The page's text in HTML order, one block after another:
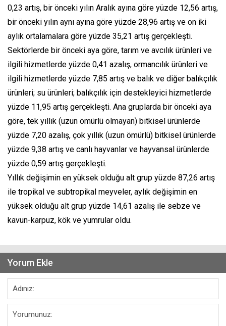
0,23 artış, bir önceki yılın Aralık ayına göre yüzde 12,56 artış,
bir önceki yılın aynı ayına göre yüzde 28,96 artış ve on iki
aylık ortalamalara göre yüzde 35,21 artış gerçekleşti.
Sektörlerde bir önceki aya göre, tarım ve avcılık ürünleri ve
ilgili hizmetlerde yüzde 0,41 azalış, ormancılık ürünleri ve
ilgili hizmetlerde yüzde 7,85 artış ve balık ve diğer balıkçılık
ürünleri; su ürünleri; balıkçılık için destekleyici hizmetlerde
yüzde 11,95 artış gerçekleşti. Ana gruplarda bir önceki aya
göre, tek yıllık (uzun ömürlü olmayan) bitkisel ürünlerde
yüzde 7,20 azalış, çok yıllık (uzun ömürlü) bitkisel ürünlerde
yüzde 9,38 artış ve canlı hayvanlar ve hayvansal ürünlerde
yüzde 0,59 artış gerçekleşti.
Yıllık değişimin en yüksek olduğu alt grup yüzde 87,26 artış
ile tropikal ve subtropikal meyveler, aylık değişimin en
yüksek olduğu alt grup yüzde 14,61 azalış ile sebze ve
kavun-karpuz, kök ve yumrular oldu.
Yorum Ekle